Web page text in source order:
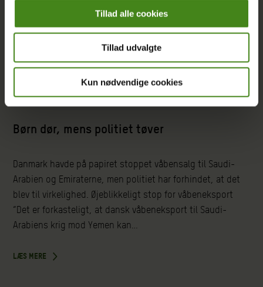
Tillad alle cookies
Tillad udvalgte
Kun nødvendige cookies
ARTIKEL|18.06.2019
Børn dør, mens politiet tøver
Danmark havde på papiret stoppet våbensalg til Saudi-
Arabien og Emiraterne, men politiet har forhindet, at det
blev til virkelighed. Øjeblikkeligt stop for våbeneksport
“Det er forkasteligt, at dansk våbeneksport til Saudi-
Arabiens krig mod Yemen kan…
LÆS MERE